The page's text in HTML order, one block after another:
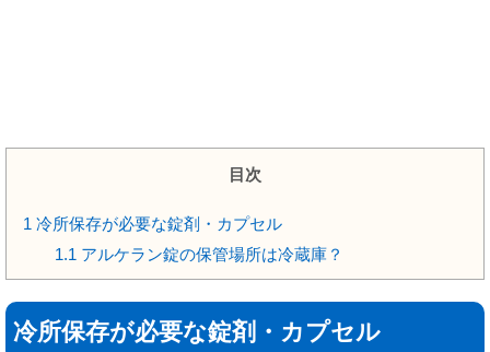
目次
1 冷所保存が必要な錠剤・カプセル
1.1 アルケラン錠の保管場所は冷蔵庫？
冷所保存が必要な錠剤・カプセル